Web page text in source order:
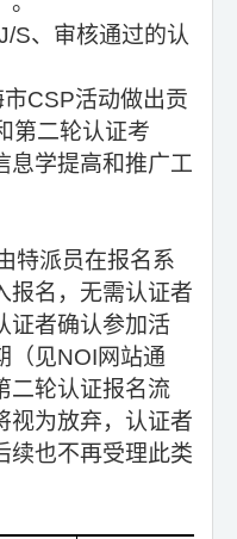
S、审核通过的认
市CSP活动做出贡
第二轮认证考
息学提高和推广工
特派员在报名系
报名，无需认证者
证者确认参加活
（见NOI网站通
二轮认证报名流
视为放弃，认证者
续也不再受理此类